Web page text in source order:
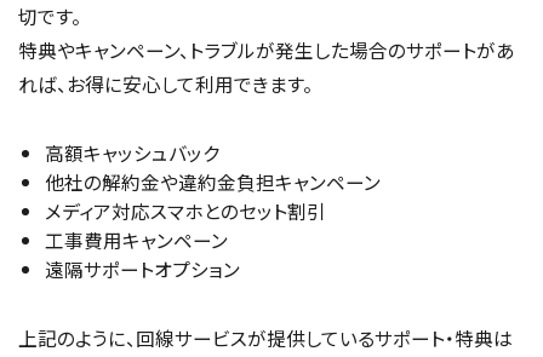
切です。
特典やキャンペーン、トラブルが発生した場合のサポートがあ
れば、お得に安心して利用できます。
高額キャッシュバック
他社の解約金や違約金負担キャンペーン
メディア対応スマホとのセット割引
工事費用キャンペーン
遠隔サポートオプション
上記のように、回線サービスが提供しているサポート・特典は